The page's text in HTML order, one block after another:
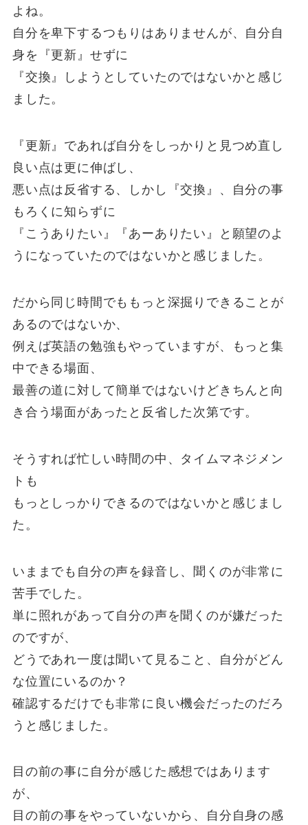
よね。
自分を卑下するつもりはありませんが、自分自
身を『更新』せずに
『交換』しようとしていたのではないかと感じ
ました。
『更新』であれば自分をしっかりと見つめ直し
良い点は更に伸ばし、
悪い点は反省する、しかし『交換』、自分の事
もろくに知らずに
『こうありたい』『あーありたい』と願望のよ
うになっていたのではないかと感じました。
だから同じ時間でももっと深掘りできることが
あるのではないか、
例えば英語の勉強もやっていますが、もっと集
中できる場面、
最善の道に対して簡単ではないけどきちんと向
き合う場面があったと反省した次第です。
そうすれば忙しい時間の中、タイムマネジメン
トも
もっとしっかりできるのではないかと感じまし
た。
いままでも自分の声を録音し、聞くのが非常に
苦手でした。
単に照れがあって自分の声を聞くのが嫌だった
のですが、
どうであれ一度は聞いて見ること、自分がどん
な位置にいるのか？
確認するだけでも非常に良い機会だったのだろ
うと感じました。
目の前の事に自分が感じた感想ではあります
が、
目の前の事をやっていないから、自分自身の感